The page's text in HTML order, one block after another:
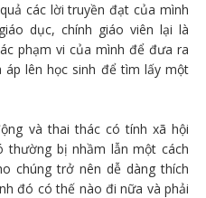
các lời truyền đạt của mình
dục, chính giáo viên lại là
phạm vi của mình để đưa ra
lên học sinh để tìm lấy một
và thai thác có tính xã hội
thường bị nhầm lẫn một cách
chúng trở nên dễ dàng thích
đó có thế nào đi nữa và phải